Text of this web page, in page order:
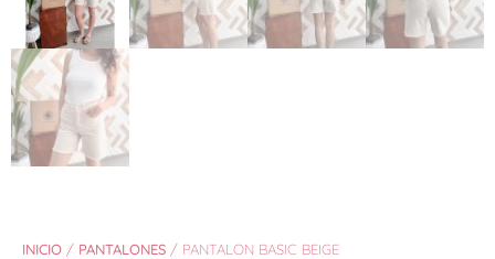
INICIO / PANTALONES / PANTALON BASIC BEIGE